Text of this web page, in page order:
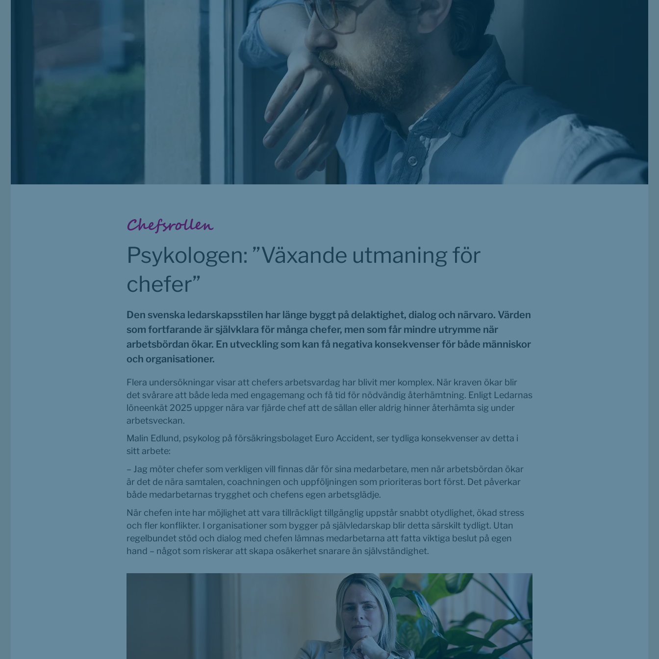
Chefsrollen
Psykologen: ”Växande utmaning för
chefer”
Den svenska ledarskapsstilen har länge byggt på delaktighet, dialog och närvaro. Värden
som fortfarande är självklara för många chefer, men som får mindre utrymme när
arbetsbördan ökar. En utveckling som kan få negativa konsekvenser för både människor
och organisationer.
Flera undersökningar visar att chefers arbetsvardag har blivit mer komplex. När kraven ökar blir
det svårare att både leda med engagemang och få tid för nödvändig återhämtning. Enligt Ledarnas
löneenkät 2025 uppger nära var fjärde chef att de sällan eller aldrig hinner återhämta sig under
arbetsveckan.
Malin Edlund, psykolog på försäkringsbolaget Euro Accident, ser tydliga konsekvenser av detta i
sitt arbete:
– Jag möter chefer som verkligen vill finnas där för sina medarbetare, men när arbetsbördan ökar
är det de nära samtalen, coachningen och uppföljningen som prioriteras bort först. Det påverkar
både medarbetarnas trygghet och chefens egen arbetsglädje.
När chefen inte har möjlighet att vara tillräckligt tillgänglig uppstår snabbt otydlighet, ökad stress
och fler konflikter. I organisationer som bygger på självledarskap blir detta särskilt tydligt. Utan
regelbundet stöd och dialog med chefen lämnas medarbetarna att fatta viktiga beslut på egen
hand – något som riskerar att skapa osäkerhet snarare än självständighet.